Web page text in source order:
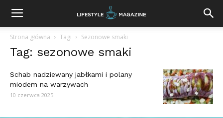
Strona główna Tagi Sezonowe smaki
Tag: sezonowe smaki
Schab nadziewany jabłkami i polany
miodem na warzywach
10 czerwca 2025